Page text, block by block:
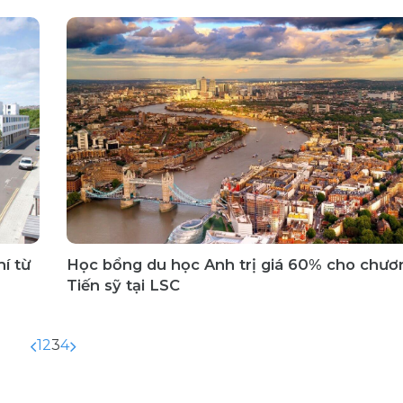
từ
Học bổng du học Anh trị giá 60% cho
Tiến sỹ tại LSC
1234